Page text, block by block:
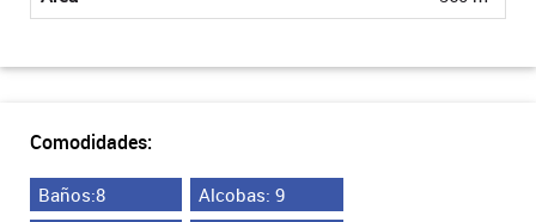
Comodidades:
Baños:8
Alcobas: 9